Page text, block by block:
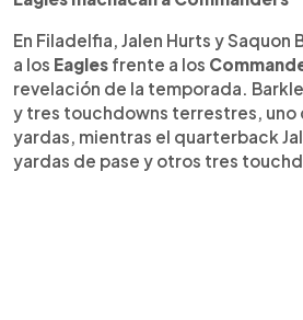
En Filadelfia, Jalen Hurts y Saquon
a los Eagles frente a los
revelación de la temporada.
y tres touchdowns terrestres, uno
yardas, mientras el quarterback
yardas de pase y otros tres